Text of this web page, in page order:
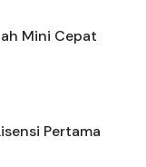
Mini Cepat
Pertama